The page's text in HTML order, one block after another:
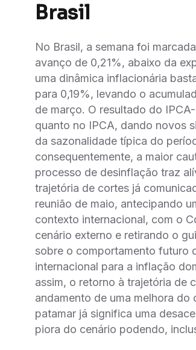
Brasil
No Brasil, a semana foi
avanço de 0,21%, abaixo da
uma dinâmica inflacionária
para 0,19%, levando o
de março. O resultado do
quanto no IPCA, dando novos
da sazonalidade típica do
consequentemente, a maior
processo de desinflação traz
trajetória de cortes já
reunião de maio, antecipando
contexto internacional, com o
cenário externo e retirando o
sobre o comportamento futuro
internacional para a inflação
assim, o retorno à trajetória de
andamento de uma melhora
patamar já significa uma
piora do cenário podendo,